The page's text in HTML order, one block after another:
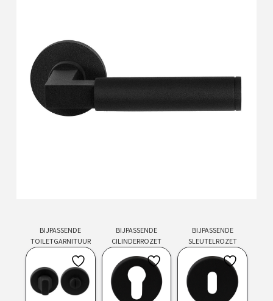
BIJPASSENDE
TOILETGARNITUUR
BIJPASSENDE
CILINDERROZET
BIJPASSENDE
SLEUTELROZET